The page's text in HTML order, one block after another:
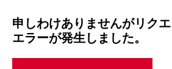
申しわけありませんがリク
エラーが発生しました。